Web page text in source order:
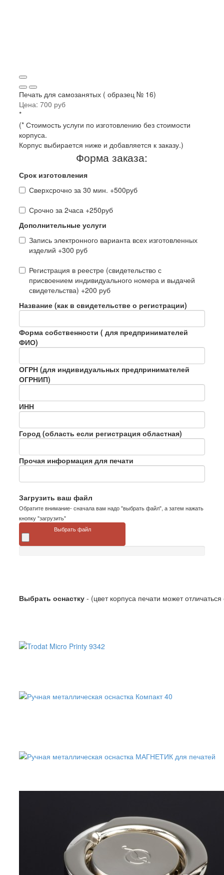
Печать для самозанятых ( образец № 16)
Цена: 700 руб
*
(* Стоимость услуги по изготовлению без стоимости
корпуса.
Корпус выбирается ниже и добавляется к заказу.)
Форма заказа:
Срок изготовления
Сверхсрочно за 30 мин. +500руб
Срочно за 2часа +250руб
Дополнительные услуги
Запись электронного варианта всех изготовленных
изделий +300 руб
Регистрация в реестре (свидетельство с
присвоением индивидуального номера и выдачей
свидетельства) +200 руб
Название (как в свидетельстве о регистрации)
Форма собственности ( для предпринимателей
ФИО)
ОГРН (для индивидуальных предпринимателей
ОГРНИП)
ИНН
Город (область если регистрация областная)
Прочая информация для печати
Загрузить ваш файл
Обратите внимание- сначала вам надо "выбрать файл", а затем нажать
кнопку "загрузить"
Выбрать файл
Выбрать оснастку- (цвет корпуса печати может